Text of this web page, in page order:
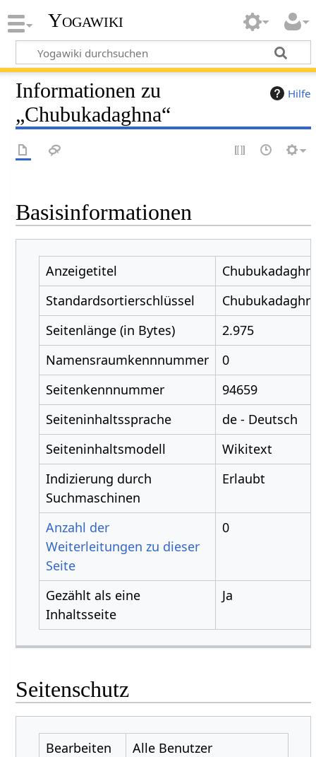
Yogawiki
Hilfe
Informationen zu
„Chubukadaghna“
Basisinformationen
Anzeigetitel
Standardsortierschlüssel
Seitenlänge (in Bytes)
2.975
Namensraumkennnummer
0
Seitenkennnummer
94659
Seiteninhaltssprache
de - Deutsch
Seiteninhaltsmodell
Wikitext
Indizierung durch
Suchmaschinen
Erlaubt
Anzahl der
Weiterleitungen zu dieser
Seite
0
Gezählt als eine
Inhaltsseite
Ja
Seitenschutz
Bearbeiten
Alle Benutzer